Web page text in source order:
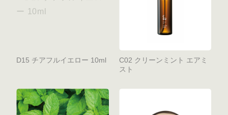
D15 チアフルイエロー 10ml
C02 クリーンミント エアミ
スト